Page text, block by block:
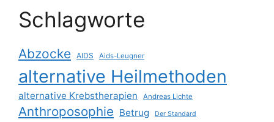
Schlagworte
Abzocke AIDS Aids-Leugner
alternative Heilmethoden
alternative Krebstherapien Andreas Lichte
Anthroposophie Betrug Der Standard